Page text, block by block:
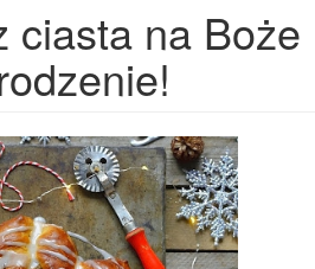
ciasta na Boże